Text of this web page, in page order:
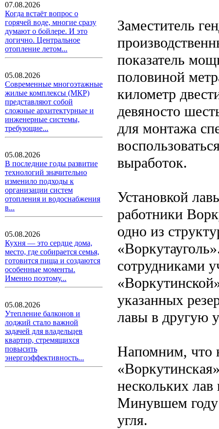
07.08.2026
Когда встаёт вопрос о
горячей воде, многие сразу
думают о бойлере. И это
логично. Центральное
отопление летом...
05.08.2026
Современные многоэтажные
жилые комплексы (МКР)
представляют собой
сложные архитектурные и
инженерные системы,
требующие...
05.08.2026
В последние годы развитие
технологий значительно
изменило подходы к
организации систем
отопления и водоснабжения
в...
05.08.2026
Кухня — это сердце дома,
место, где собирается семья,
готовится пища и создаются
особенные моменты.
Именно поэтому...
05.08.2026
Утепление балконов и
лоджий стало важной
задачей для владельцев
квартир, стремящихся
повысить
энергоэффективность...
Заместитель
показатель
половиной
километр
девяносто
для монтажа
выработок.
Установкой
работники
одно из
сотрудниками
указанных
лавы в другую
Напомним, что
нескольких
Минувшем году
угля.